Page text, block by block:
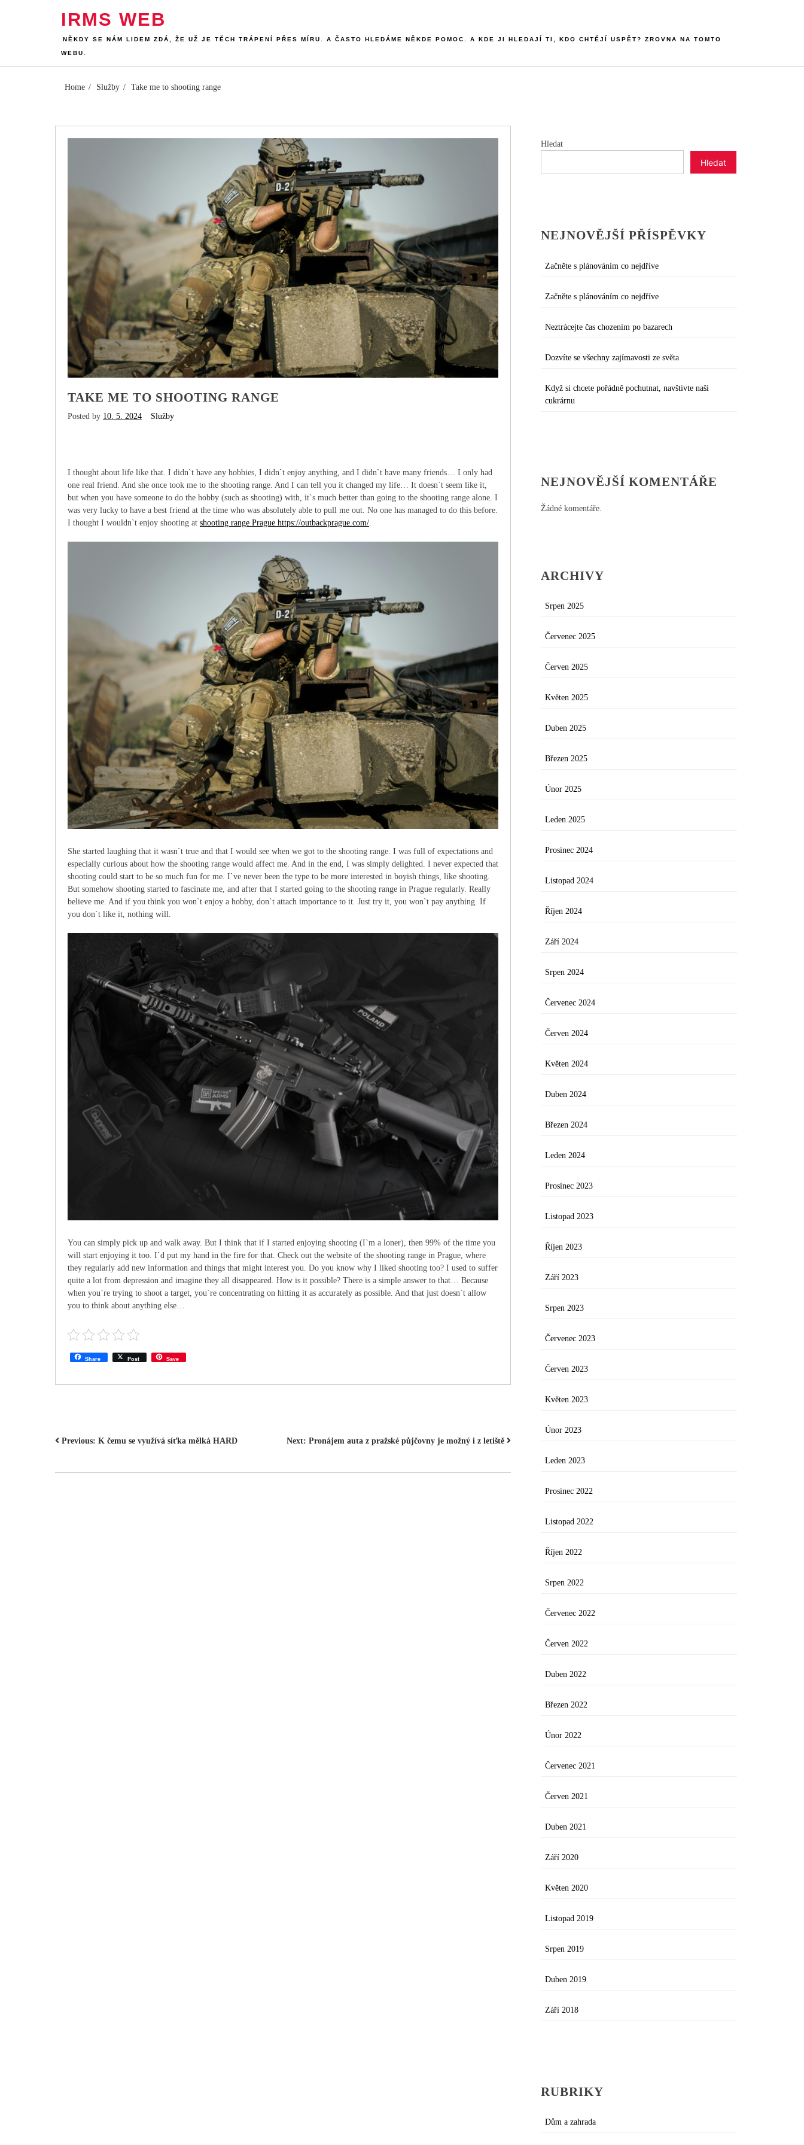
IRMS WEB
NĚKDY SE NÁM LIDEM ZDÁ, ŽE UŽ JE TĚCH TRÁPENÍ PŘES MÍRU. A ČASTO HLEDÁME NĚKDE POMOC. A KDE JI HLEDAJÍ TI, KDO CHTĚJÍ USPĚT? ZROVNA NA TOMTO
WEBU.
Home Služby Take me to shooting range
TAKE ME TO SHOOTING RANGE
Posted by 10. 5. 2024 Služby
I thought about life like that. I didn`t have any hobbies, I didn`t enjoy anything, and I didn`t have many friends… I only had
one real friend. And she once took me to the shooting range. And I can tell you it changed my life… It doesn`t seem like it,
but when you have someone to do the hobby (such as shooting) with, it`s much better than going to the shooting range alone. I
was very lucky to have a best friend at the time who was absolutely able to pull me out. No one has managed to do this before.
I thought I wouldn`t enjoy shooting at shooting range Prague https://outbackprague.com/
She started laughing that it wasn`t true and that I would see when we got to the shooting range. I was full of expectations and
especially curious about how the shooting range would affect me. And in the end, I was simply delighted. I never expected that
shooting could start to be so much fun for me. I`ve never been the type to be more interested in boyish things, like shooting.
But somehow shooting started to fascinate me, and after that I started going to the shooting range in Prague regularly. Really
believe me. And if you think you won`t enjoy a hobby, don`t attach importance to it. Just try it, you won`t pay anything. If
you don`t like it, nothing will.
You can simply pick up and walk away. But I think that if I started enjoying shooting (I`m a loner), then 99% of the time you
will start enjoying it too. I`d put my hand in the fire for that. Check out the website of the shooting range in Prague, where
they regularly add new information and things that might interest you. Do you know why I liked shooting too? I used to suffer
quite a lot from depression and imagine they all disappeared. How is it possible? There is a simple answer to that… Because
when you`re trying to shoot a target, you`re concentrating on hitting it as accurately as possible. And that just doesn`t allow
you to think about anything else…
Share Post Save
NAVIGACE
Previous: K čemu se využívá síťka mělká HARD Next: Pronájem auta z pražské půjčovny je možný i z letiště
Hledat
Hledat
NEJNOVĚJŠÍ PŘÍSPĚVKY
Začněte s plánováním co nejdříve
Začněte s plánováním co nejdříve
Neztrácejte čas chozením po bazarech
Dozvíte se všechny zajímavosti ze světa
Když si chcete pořádně pochutnat, navštivte naši
cukrárnu
NEJNOVĚJŠÍ KOMENTÁŘE
Žádné komentáře.
ARCHIVY
Srpen 2025
Červenec 2025
Červen 2025
Květen 2025
Duben 2025
Březen 2025
Únor 2025
Leden 2025
Prosinec 2024
Listopad 2024
Říjen 2024
Září 2024
Srpen 2024
Červenec 2024
Červen 2024
Květen 2024
Duben 2024
Březen 2024
Leden 2024
Prosinec 2023
Listopad 2023
Říjen 2023
Září 2023
Srpen 2023
Červenec 2023
Červen 2023
Květen 2023
Únor 2023
Leden 2023
Prosinec 2022
Listopad 2022
Říjen 2022
Srpen 2022
Červenec 2022
Červen 2022
Duben 2022
Březen 2022
Únor 2022
Červenec 2021
Červen 2021
Duben 2021
Září 2020
Květen 2020
Listopad 2019
Srpen 2019
Duben 2019
Září 2018
RUBRIKY
Dům a zahrada